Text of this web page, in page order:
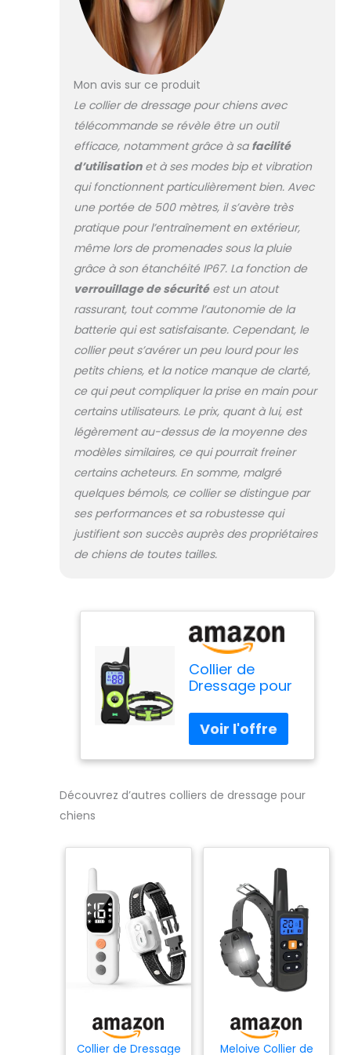
Mon avis sur ce produit
Le collier de dressage pour chiens avec
télécommande se révèle être un outil
efficace, notamment grâce à sa facilité
d’utilisationet à ses modes bip et vibration
qui fonctionnent particulièrement bien. Avec
une portée de 500 mètres, il s’avère très
pratique pour l’entraînement en extérieur,
même lors de promenades sous la pluie
grâce à son étanchéité IP67. La fonction de
verrouillage de sécuritéest un atout
rassurant, tout comme l’autonomie de la
batterie qui est satisfaisante. Cependant, le
collier peut s’avérer un peu lourd pour les
petits chiens, et la notice manque de clarté,
ce qui peut compliquer la prise en main pour
certains utilisateurs. Le prix, quant à lui, est
légèrement au-dessus de la moyenne des
modèles similaires, ce qui pourrait freiner
certains acheteurs. En somme, malgré
quelques bémols, ce collier se distingue par
ses performances et sa robustesse qui
justifient son succès auprès des propriétaires
de chiens de toutes tailles.
Collier de
Dressage pour
Electrique
Chien avec
Télécommande
3 Mode de
Vibration Choc,
Étanche avec
Verrouillage de
Sécurité pour
Chiens,Vert
Émeraude
Découvrez d’autres colliers de dressage pour
chiens
Collier de Dressage Meloive Collier de